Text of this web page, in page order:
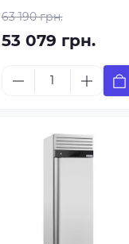
63 190 грн.
53 079 грн.